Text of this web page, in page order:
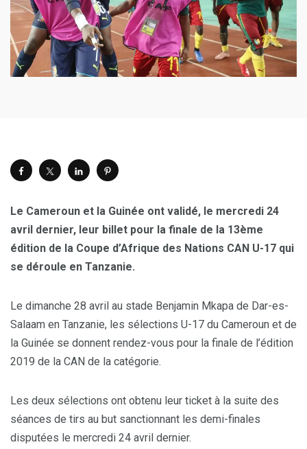
Le Cameroun et la Guinée ont validé, le mercredi 24
avril dernier, leur billet pour la finale de la 13ème
édition de la Coupe d’Afrique des Nations CAN U-17 qui
se déroule en Tanzanie.
Le dimanche 28 avril au stade Benjamin Mkapa de Dar-es-
Salaam en Tanzanie, les sélections U-17 du Cameroun et de
la Guinée se donnent rendez-vous pour la finale de l’édition
2019 de la CAN de la catégorie.
Les deux sélections ont obtenu leur ticket à la suite des
séances de tirs au but sanctionnant les demi-finales
disputées le mercredi 24 avril dernier.